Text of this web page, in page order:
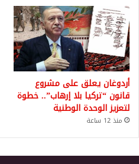
أردوغان يعلق على مشروع
قانون “تركيا بلا إرهاب”.. خطوة
لتعزيز الوحدة الوطنية
منذ 12 ساعة